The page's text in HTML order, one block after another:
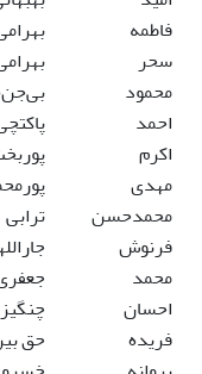
فاطمه
سحر
محمود
احمد
اکرم
مهدی
محمدحسن
ترابی
فرنوش
محمد
احسان
فریده
حق